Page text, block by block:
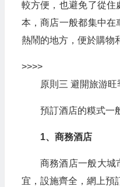
較方便，也避免了從住
本，商店一般都集中在
熱鬧的地方，便於購物
>>>>
原則三 避開旅游旺
預訂酒店的糢式一
1、商務酒店
商務酒店一般大城
宜，設施齊全，網上預